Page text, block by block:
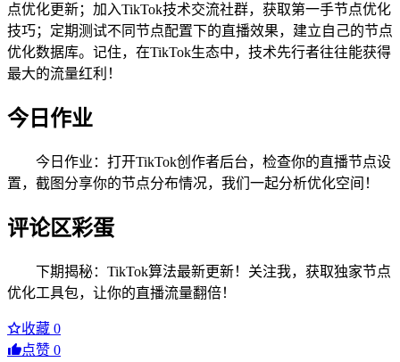
点优化更新；加入TikTok技术交流社群，获取第一手节点优化
技巧；定期测试不同节点配置下的直播效果，建立自己的节点
优化数据库。记住，在TikTok生态中，技术先行者往往能获得
最大的流量红利！
今日作业
今日作业：打开TikTok创作者后台，检查你的直播节点设
置，截图分享你的节点分布情况，我们一起分析优化空间！
评论区彩蛋
下期揭秘：TikTok算法最新更新！关注我，获取独家节点
优化工具包，让你的直播流量翻倍！
收藏 0
点赞 0